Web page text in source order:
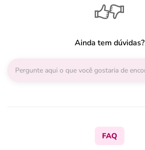
Ainda tem dúvidas?
FAQ